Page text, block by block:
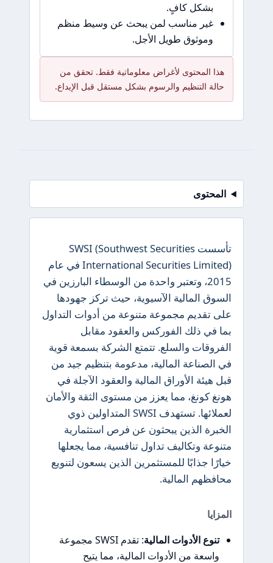
بشكل كافٍ.
غير مناسب لمن يبحث عن وسيط منظم
وموثوق طويل الأجل.
هذا المحتوى لأغراض معلوماتية فقط. تحقق من
حالة التنظيم والرسوم بشكل مستقل قبل الإيداع.
المحتوى
تأسست SWSI (Southwest Securities
International Securities Limited) في عام
2015، وتعتبر واحدة من الوسطاء البارزين في
السوق المالية الآسيوية، حيث تركز جهودها
على تقديم مجموعة متنوعة من أدوات التداول
بما في ذلك الفوركس والعقود مقابل
الفروقات والسلع. تتمتع الشركة بسمعة قوية
في الصناعة المالية، مدعومة بتنظيم جيد من
قبل هيئة الأوراق المالية والعقود الآجلة في
هونغ كونغ، مما يعزز من مستوى الثقة والأمان
لعملائها. تستهدف SWSI المتداولين ذوي
الخبرة الذين يبحثون عن فرص استثمارية
متنوعة وتكاليف تداول تنافسية، مما يجعلها
خيارًا جذابًا للمستثمرين الذين يسعون لتنويع
محافظهم المالية.
المزايا
تنوع الأدوات المالية
: تقدم SWSI مجموعة
واسعة من الأدوات المالية، مما يتيح